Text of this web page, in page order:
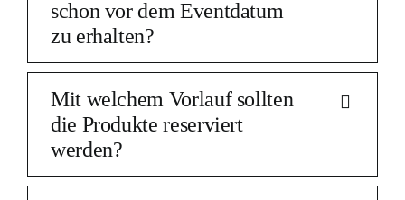
schon vor dem Eventdatum
zu erhalten?
Mit welchem Vorlauf sollten
die Produkte reserviert
werden?